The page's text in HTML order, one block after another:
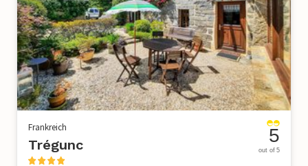
Frankreich
Trégunc 5
out of 5